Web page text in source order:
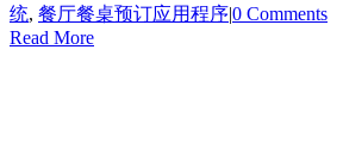
统, 餐厅餐桌预订应用程序|0 Comments
Read More